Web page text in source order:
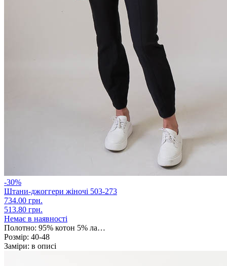
-30%
Штани-джоггери жіночі 503-273
734.00 грн.
513.80 грн.
Немає в наявності
Полотно: 95% котон 5% ла…
Розмір: 40-48
Заміри: в описі